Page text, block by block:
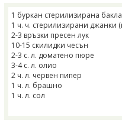
1 буркан стерилизирана
1 ч. ч. стерилизирани джанки
2-3 връзки пресен лук
10-15 скилидки чесън
2-3 с. л. доматено пюре
3-4 с. л. олио
2 ч. л. червен пипер
1 ч. л. брашно
1 ч. л. сол